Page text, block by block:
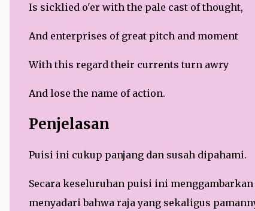
Is sicklied o'er with the pale cast of thought,
And enterprises of great pitch and moment
With this regard their currents turn awry
And lose the name of action.
Penjelasan
Puisi ini cukup panjang dan susah dipahami.
Secara keseluruhan puisi ini
menyadari bahwa raja yang sekaligus